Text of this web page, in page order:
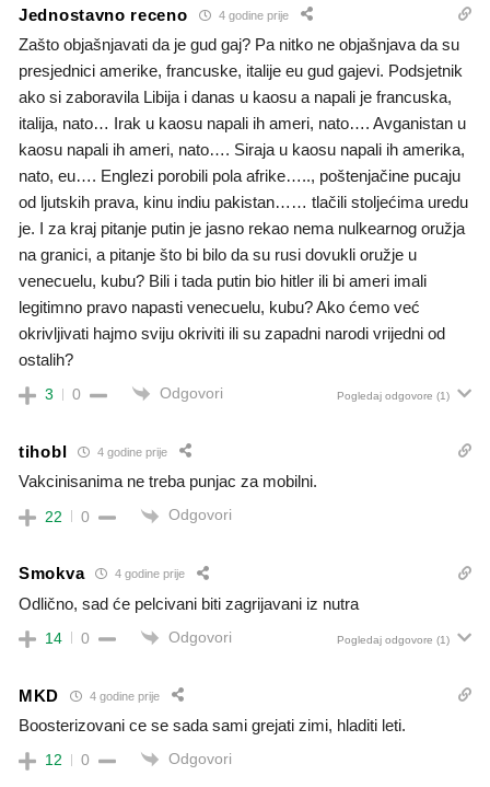
Jednostavno receno 4 godine prije
Zašto objašnjavati da je gud gaj? Pa nitko ne objašnjava da su
presjednici amerike, francuske, italije eu gud gajevi. Podsjetnik
ako si zaboravila Libija i danas u kaosu a napali je francuska,
italija, nato… Irak u kaosu napali ih ameri, nato…. Avganistan u
kaosu napali ih ameri, nato…. Siraja u kaosu napali ih amerika,
nato, eu…. Englezi porobili pola afrike….., poštenjačine pucaju
od ljutskih prava, kinu indiu pakistan…… tlačili stoljećima uredu
je. I za kraj pitanje putin je jasno rekao nema nulkearnog oružja
na granici, a pitanje što bi bilo da su rusi dovukli oružje u
venecuelu, kubu? Bili i tada putin bio hitler ili bi ameri imali
legitimno pravo napasti venecuelu, kubu? Ako ćemo već
okrivljivati hajmo sviju okriviti ili su zapadni narodi vrijedni od
ostalih?
3 0 Odgovori Pogledaj odgovore (1)
tihobl 4 godine prije
Vakcinisanima ne treba punjac za mobilni.
22 0 Odgovori
Smokva 4 godine prije
Odlično, sad će pelcivani biti zagrijavani iz nutra
14 0 Odgovori Pogledaj odgovore (1)
MKD 4 godine prije
Boosterizovani ce se sada sami grejati zimi, hladiti leti.
12 0 Odgovori